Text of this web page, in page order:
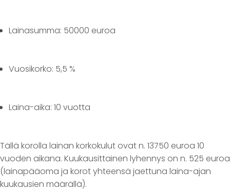
Lainasumma: 50000 euroa
Vuosikorko: 5,5 %
Laina-aika: 10 vuotta
Tällä korolla lainan korkokulut ovat n. 13750 euroa 10
vuoden aikana. Kuukausittainen lyhennys on n. 525 euroa
(lainapääoma ja korot yhteensä jaettuna laina-ajan
kuukausien määrällä).